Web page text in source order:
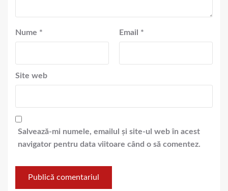
Nume * Email *
Site web
Salvează-mi numele, emailul și site-ul web în acest
navigator pentru data viitoare când o să comentez.